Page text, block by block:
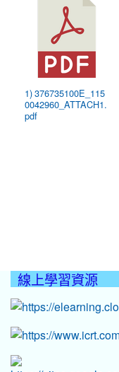
1) 376735100E_115
0042960_ATTACH1.
pdf
線上學習資源